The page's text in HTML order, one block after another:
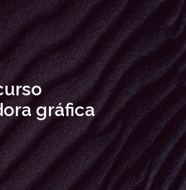
gráfica